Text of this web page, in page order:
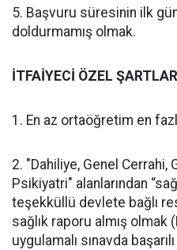
5. Başvuru süresinin ilk
doldurmamış olmak.
İTFAİYECİ ÖZEL ŞARTLARI
1. En az ortaöğretim en
2. "Dahiliye, Genel Cerrahi,
Psikiyatri" alanlarından
teşekküllü devlete bağlı
sağlık raporu almış olmak
uygulamalı sınavda